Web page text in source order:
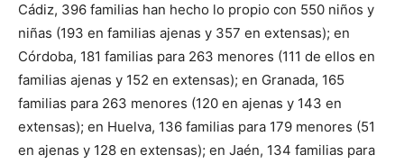
Cádiz, 396 familias han hecho lo propio con 550 niños y
niñas (193 en familias ajenas y 357 en extensas); en
Córdoba, 181 familias para 263 menores (111 de ellos en
familias ajenas y 152 en extensas); en Granada, 165
familias para 263 menores (120 en ajenas y 143 en
extensas); en Huelva, 136 familias para 179 menores (51
en ajenas y 128 en extensas); en Jaén, 134 familias para